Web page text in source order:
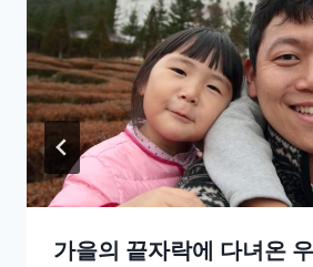
가을의 끝자락에 다녀온